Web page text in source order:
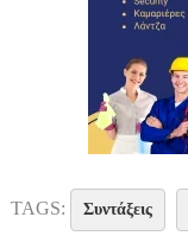
TAGS: Συντάξεις